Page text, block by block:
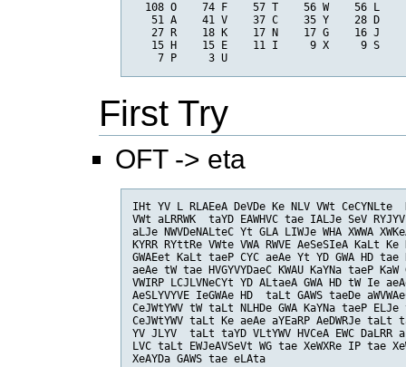
  108 O    74 F    57 T    56 W    56 L
   51 A    41 V    37 C    35 Y    28 D
   27 R    18 K    17 N    17 G    16 J
   15 H    15 E    11 I     9 X     9 S
    7 P     3 U
First Try
OFT -> eta
IHt YV L RLAEeA DeVDe Ke NLV VWt CeCYNLte
VWt aLRRWK  taYD EAWHVC tae IALJe SeV
aLJe NWVDeNALteC Yt GLA LIWJe WHA XWWA
KYRR RYttRe VWte VWA RWVE AeSeSIeA KaLt
GWAEet KaLt taeP CYC aeAe Yt YD GWA HD tae
aeAe tW tae HVGYVYDaeC KWAU KaYNa taeP
VWIRP LCJLVNeCYt YD ALtaeA GWA HD tW Ie
AeSLYVYVE IeGWAe HD  taLt GAWS taeDe
CeJWtYWV tW taLt NLHDe GWA KaYNa taeP ELJe
CeJWtYWV taLt Ke aeAe aYEaRP AeDWRJe taLt
YV JLYV  taLt taYD VLtYWV HVCeA EWC DaLRR
LVC taLt EWJeAVSeVt WG tae XeWXRe IP tae
XeAYDa GAWS tae eLAta